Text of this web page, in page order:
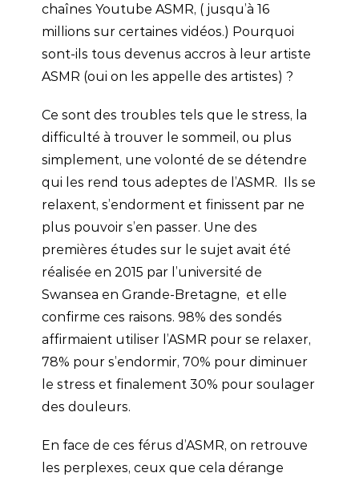
chaînes Youtube ASMR, ( jusqu’à 16
millions sur certaines vidéos.) Pourquoi
sont-ils tous devenus accros à leur artiste
ASMR (oui on les appelle des artistes) ?
Ce sont des troubles tels que le stress, la
difficulté à trouver le sommeil, ou plus
simplement, une volonté de se détendre
qui les rend tous adeptes de l’ASMR. Ils se
relaxent, s’endorment et finissent par ne
plus pouvoir s’en passer. Une des
premières études sur le sujet avait été
réalisée en 2015 par l’université de
Swansea en Grande-Bretagne, et elle
confirme ces raisons. 98% des sondés
affirmaient utiliser l’ASMR pour se relaxer,
78% pour s’endormir, 70% pour diminuer
le stress et finalement 30% pour soulager
des douleurs.
En face de ces férus d’ASMR, on retrouve
les perplexes, ceux que cela dérange